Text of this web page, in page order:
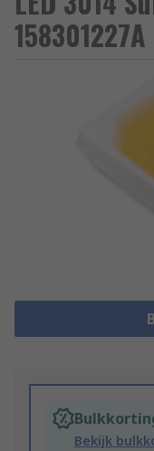
158301227A
Bekijk